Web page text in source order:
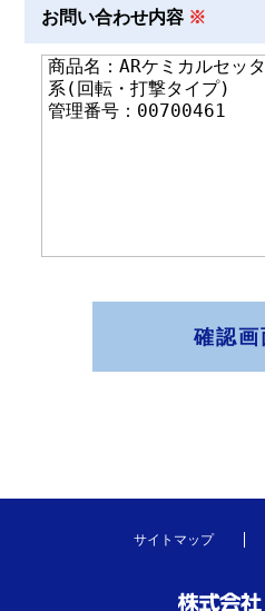
お問い合わせ内容
確認
サイトマップ